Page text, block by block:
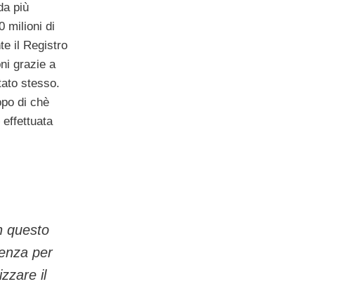
più
milioni di
il Registro
grazie a
stesso.
di chè
questo
per
il